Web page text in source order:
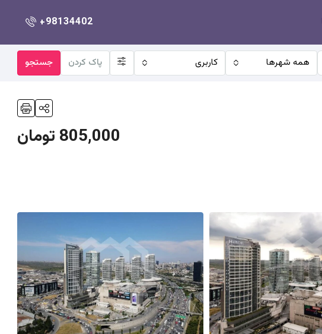
+98134402
همه شهرها کاربری پاک کردن جستجو
805,000 تومان